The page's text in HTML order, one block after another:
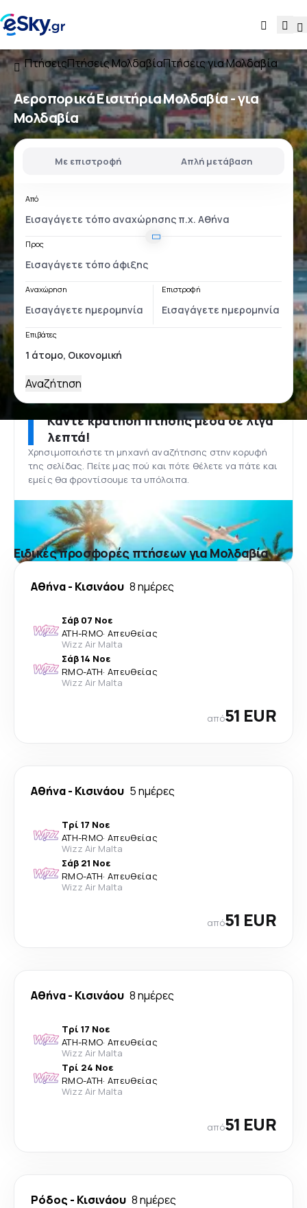
ΠτήσειςΠτήσεις ΜολδαβίαΠτήσεις για Μολδαβία
Αεροπορικά ΕισιτήριαΜολδαβία - για
Μολδαβία
Με επιστροφή Απλή μετάβαση
Από
Προς
Αναχώρηση Επιστροφή
Επιβάτες
Αναζήτηση
Κάντε κράτηση πτήσης μέσα σε λίγα
λεπτά!
Χρησιμοποιήστε τη μηχανή αναζήτησης στην κορυφή
της σελίδας. Πείτε μας πού και πότε θέλετε να πάτε και
εμείς θα φροντίσουμε τα υπόλοιπα.
Ειδικές προσφορές πτήσεων για Μολδαβία
Αθήνα- Κισινάου 8 ημέρες
Σάβ 07 Νοε
ATH-RMO· Απευθείας
Wizz Air Malta
Σάβ 14 Νοε
RMO-ATH· Απευθείας
Wizz Air Malta
από51 EUR
Αθήνα- Κισινάου 5 ημέρες
Τρί 17 Νοε
ATH-RMO· Απευθείας
Wizz Air Malta
Σάβ 21 Νοε
RMO-ATH· Απευθείας
Wizz Air Malta
από51 EUR
Αθήνα- Κισινάου 8 ημέρες
Τρί 17 Νοε
ATH-RMO· Απευθείας
Wizz Air Malta
Τρί 24 Νοε
RMO-ATH· Απευθείας
Wizz Air Malta
από51 EUR
Ρόδος - Κισινάου 8 ημέρες